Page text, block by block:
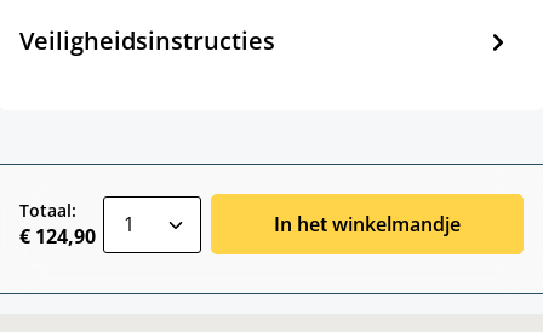
Veiligheidsinstructies
Totaal:
€ 124,90 In het winkelmandje